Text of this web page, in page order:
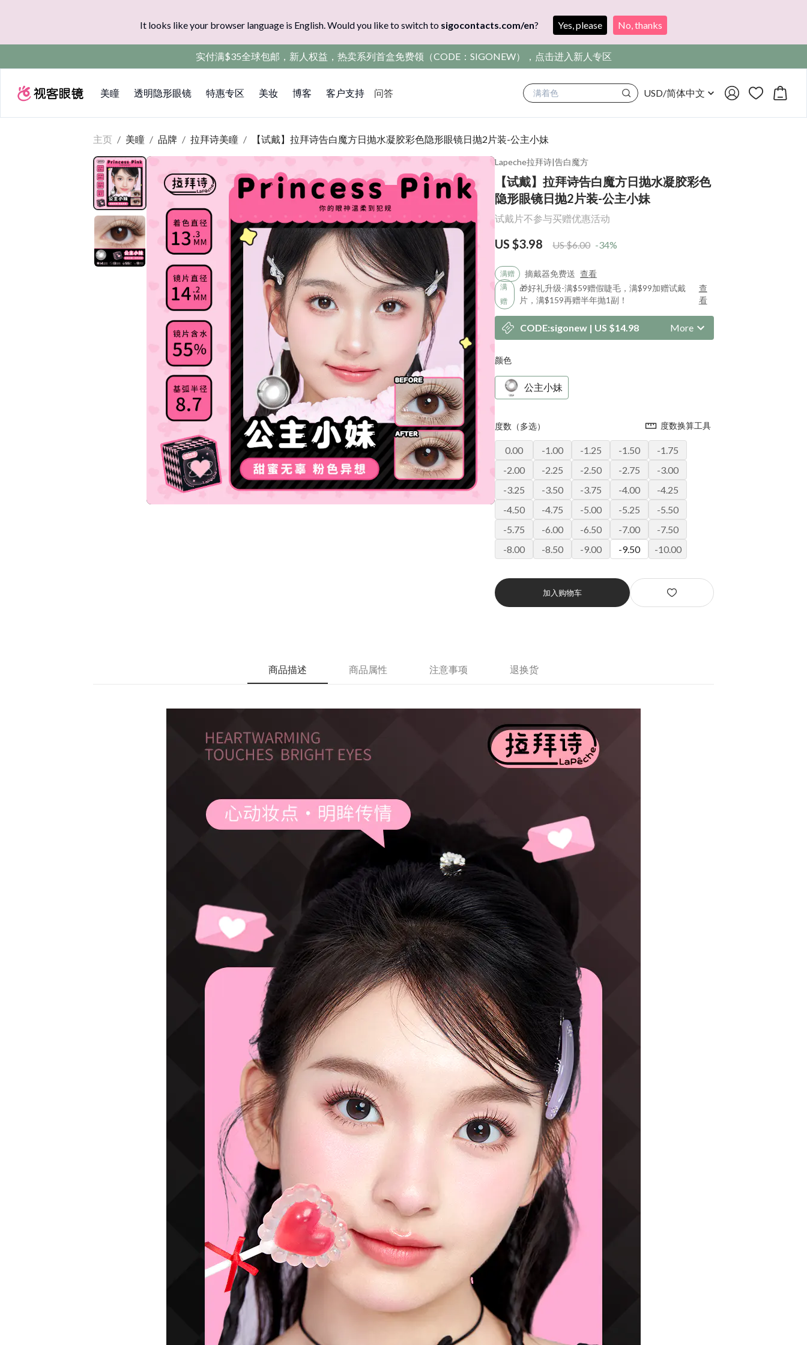
It looks like your browser language is English. Would you like to switch to sigocontacts.com/en? Yes, please No, thanks
实付满$35全球包邮，新人权益，热卖系列首盒免费领（CODE：SIGONEW），点击进入新人专区
美瞳 透明隐形眼镜 特惠专区 美妆 博客 客户支持 问答 满着色 USD/简体中文
主页 / 美瞳 / 品牌 / 拉拜诗美瞳 / 【试戴】拉拜诗告白魔方日抛水凝胶彩色隐形眼镜日抛2片装-公主小妹
Lapeche拉拜诗|告白魔方
【试戴】拉拜诗告白魔方日抛水凝胶彩色
隐形眼镜日抛2片装-公主小妹
试戴片不参与买赠优惠活动
US $3.98 US $6.00 -34%
满赠 摘戴器免费送 查看
满
赠
🎁好礼升级-满$59赠假睫毛，满$99加赠试戴
片，满$159再赠半年抛1副！
查
看
CODE:sigonew | US $14.98 More
颜色
公主小妹
度数（多选） 度数换算工具
0.00 -1.00 -1.25 -1.50
-1.75
-2.00
-2.25 -2.50 -2.75
-3.00
-3.25
-3.50 -3.75 -4.00
-4.25
-4.50
-4.75 -5.00 -5.25
-5.50
-5.75
-6.00 -6.50 -7.00
-7.50
-8.00
-8.50 -9.00 -9.50 -10.00
加入购物车
商品描述 商品属性 注意事项 退换货